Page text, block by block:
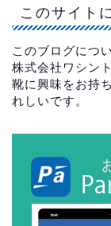
このサイト
このブログにつ
株式会社ワシン
靴に興味をお持
れしいです。